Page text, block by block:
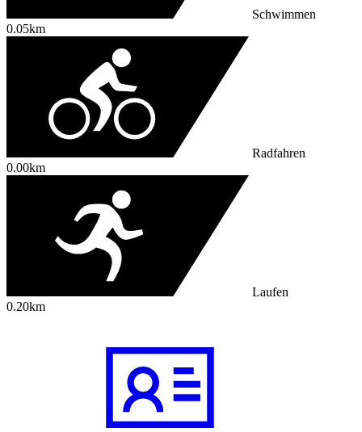
Schwimmen
0.05km
Radfahren
0.00km
Laufen
0.20km